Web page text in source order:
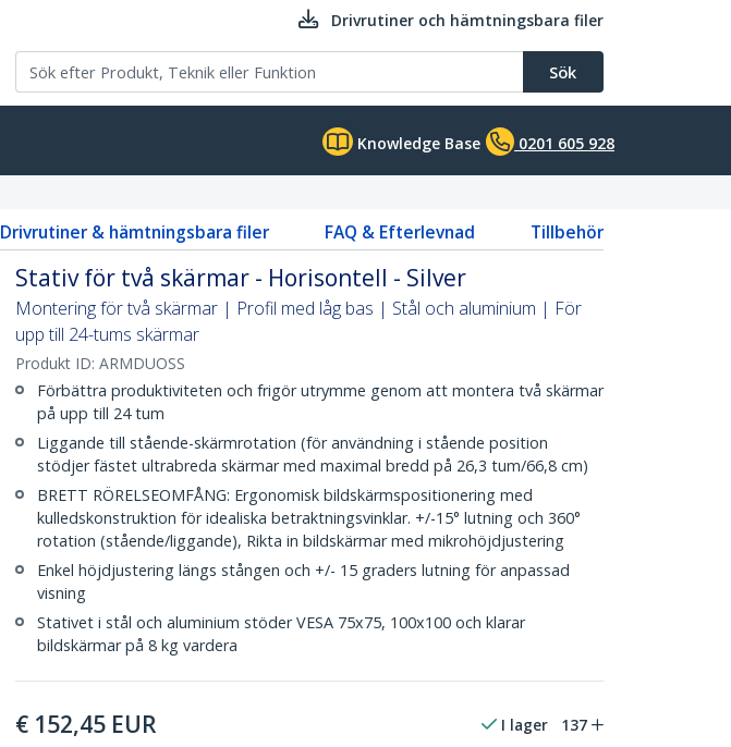
Drivrutiner och hämtningsbara filer
Sök
Knowledge Base 0201 605 928
Drivrutiner & hämtningsbara filer FAQ & Efterlevnad Tillbehör
Stativ för två skärmar - Horisontell - Silver
Montering för två skärmar | Profil med låg bas | Stål och aluminium | För
upp till 24-tums skärmar
Produkt ID: ARMDUOSS
Förbättra produktiviteten och frigör utrymme genom att montera två skärmar
på upp till 24 tum
Liggande till stående-skärmrotation (för användning i stående position
stödjer fästet ultrabreda skärmar med maximal bredd på 26,3 tum/66,8 cm)
BRETT RÖRELSEOMFÅNG: Ergonomisk bildskärmspositionering med
kulledskonstruktion för idealiska betraktningsvinklar. +/-15° lutning och 360°
rotation (stående/liggande), Rikta in bildskärmar med mikrohöjdjustering
Enkel höjdjustering längs stången och +/- 15 graders lutning för anpassad
visning
Stativet i stål och aluminium stöder VESA 75x75, 100x100 och klarar
bildskärmar på 8 kg vardera
€ 152,45 EUR I lager 137